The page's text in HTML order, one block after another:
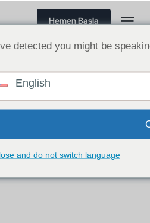
Hemen Başla
büyütün
fiyatlandırma
detected you might be
English
and do not switch language